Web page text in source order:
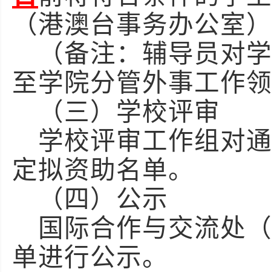
（港澳台事务办公室
（备注：辅导员对
至学院分管外事工作
（三）学校评审
学校评审工作组对
定拟资助名单。
（四）公示
国际合作与交流处
单进行公示。